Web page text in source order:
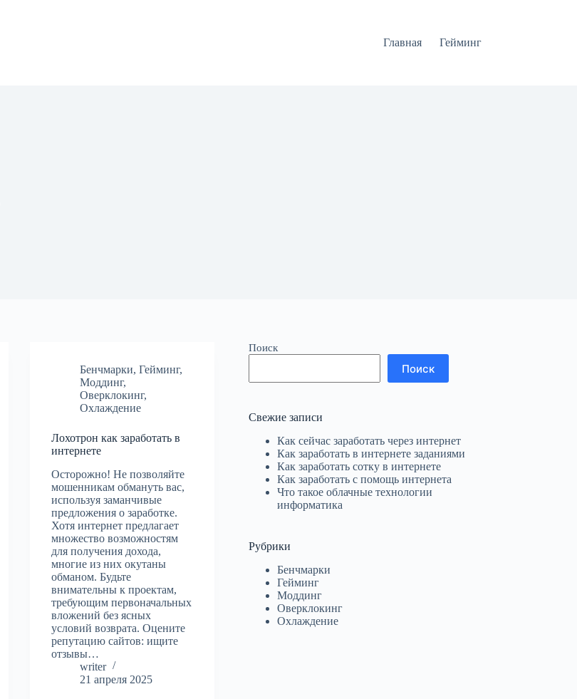
Главная Гейминг
Бенчмарки,Гейминг,
Моддинг,
Оверклокинг,
Охлаждение
Лохотрон как заработать в
интернете
Осторожно! Не позволяйте
мошенникам обмануть вас,
используя заманчивые
предложения о заработке.
Хотя интернет предлагает
множество возможностям
для получения дохода,
многие из них окутаны
обманом. Будьте
внимательны к проектам,
требующим первоначальных
вложений без ясных
условий возврата. Оцените
репутацию сайтов: ищите
отзывы…
writer
21 апреля 2025
Поиск
Поиск
Свежие записи
Как сейчас заработать через интернет
Как заработать в интернете заданиями
Как заработать сотку в интернете
Как заработать с помощь интернета
Что такое облачные технологии
информатика
Рубрики
Бенчмарки
Гейминг
Моддинг
Оверклокинг
Охлаждение